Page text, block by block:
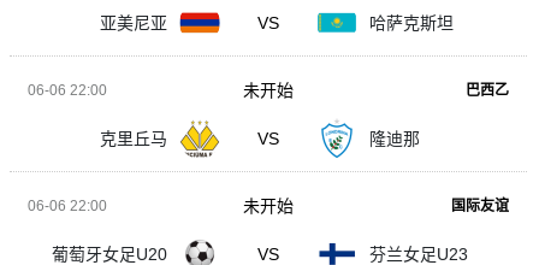
亚美尼亚 VS 哈萨克斯坦
06-06 22:00 巴西乙
克里丘马 VS 隆迪那
未开始
06-06 22:00 国际友谊
葡萄牙女足U20 VS 芬兰女足U23
未开始